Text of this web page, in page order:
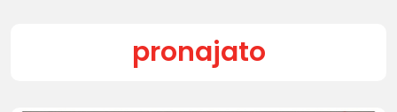
pronajato